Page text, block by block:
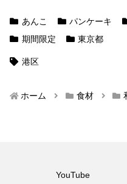
あんこ パンケーキ
期間限定
東京都
港区
ホーム 食材
YouTube